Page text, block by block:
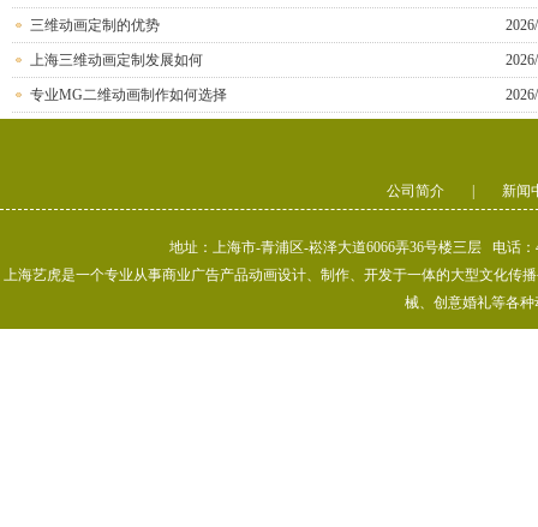
三维动画定制的优势
上海三维动画定制发展如何
专业MG二维动画制作如何选择
公司简介 新闻
地址：上海市-青浦区-崧泽大道6066弄36号楼三层 电话
上海艺虎是一个专业从事商业广告产品动画设计、制作、开发于一体的大型文化传
械、创意婚礼等各